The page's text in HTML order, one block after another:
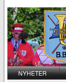
NYHETER